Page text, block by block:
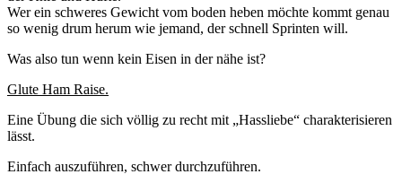
Wer ein schweres Gewicht vom boden heben möchte kommt genau
so wenig drum herum wie jemand, der schnell Sprinten will.
Was also tun wenn kein Eisen in der nähe ist?
Glute Ham Raise.
Eine Übung die sich völlig zu recht mit „Hassliebe“ charakterisieren
lässt.
Einfach auszuführen, schwer durchzuführen.